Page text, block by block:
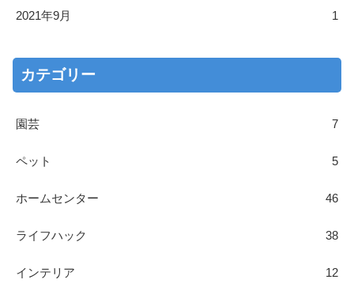
2021年9月 1
カテゴリー
園芸 7
ペット 5
ホームセンター 46
ライフハック 38
インテリア 12